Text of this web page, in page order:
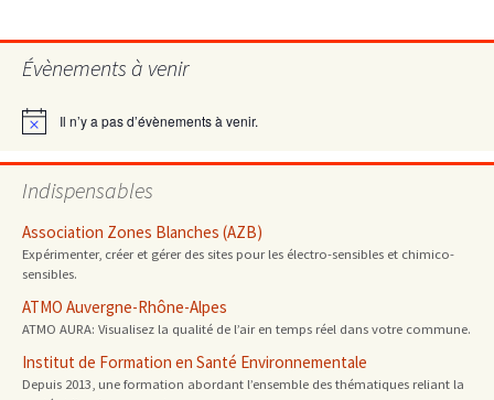
des
articles
Évènements à venir
Notice Il n’y a pas d’évènements à venir.
Indispensables
Association Zones Blanches (AZB)
Expérimenter, créer et gérer des sites pour les électro-sensibles et chimico-
sensibles.
ATMO Auvergne-Rhône-Alpes
ATMO AURA: Visualisez la qualité de l’air en temps réel dans votre commune.
Institut de Formation en Santé Environnementale
Depuis 2013, une formation abordant l’ensemble des thématiques reliant la